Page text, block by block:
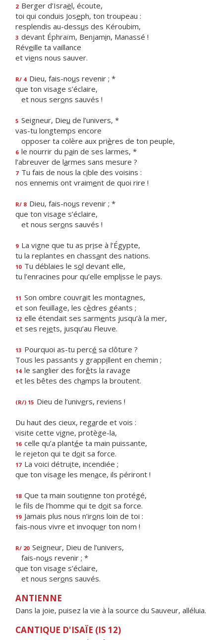
2 Berger d’Israël, écoute,
toi qui conduis Joseph, ton troupeau :
resplendis au-dessus des Kéroubim,
3 devant Éphraïm, Benjamin, Manassé !
Réveille ta vaillance
et viens nous sauver.
R/ 4 Dieu, fais-nous revenir ; *
que ton visage s’éclaire,
et nous serons sauvés !
5 Seigneur, Dieu de l’univers, *
vas-tu longtemps encore
opposer ta colère aux prières de ton peuple,
6 le nourrir du pain de ses larmes, *
l’abreuver de larmes sans mesure ?
7 Tu fais de nous la cible des voisins :
nos ennemis ont vraiment de quoi rire !
R/ 8 Dieu, fais-nous revenir ; *
que ton visage s’éclaire,
et nous serons sauvés !
9 La vigne que tu as prise à l’Égypte,
tu la replantes en chassant des nations.
10 Tu déblaies le sol devant elle,
tu l’enracines pour qu’elle emplisse le pays.
11 Son ombre couvrait les montagnes,
et son feuillage, les cèdres géants ;
12 elle étendait ses sarments jusqu’à la mer,
et ses rejets, jusqu’au Fleuve.
13 Pourquoi as-tu percé sa clôture ?
Tous les passants y grappillent en chemin ;
14 le sanglier des forêts la ravage
et les bêtes des champs la broutent.
(R/) 15 Dieu de l’univers, reviens !
Du haut des cieux, regarde et vois :
visite cette vigne, protège-la,
16 celle qu’a plantée ta main puissante,
le rejeton qui te doit sa force.
17 La voici détruite, incendiée ;
que ton visage les menace, ils périront !
18 Que ta main soutienne ton protégé,
le fils de l’homme qui te doit sa force.
19 Jamais plus nous n’irons loin de toi :
fais-nous vivre et invoquer ton nom !
R/ 20 Seigneur, Dieu de l’univers,
fais-nous revenir ; *
que ton visage s’éclaire,
et nous serons sauvés.
ANTIENNE
Dans la joie, puisez la vie à la source du Sauveur, alléluia.
CANTIQUE D'ISAÏE (IS 12)